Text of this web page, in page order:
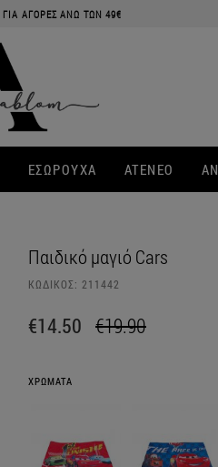
ΑΓΟΡΕΣ ΑΝΩ ΤΩΝ 49€
ΕΣΩΡΟΥΧΑ ATENEO
Παιδικό μαγιό Cars
ΚΩΔΙΚΟΣ: 211442
€14.50 €19.90
ΧΡΩΜΑΤΑ